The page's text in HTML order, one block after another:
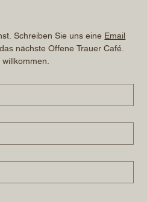
Schreiben Sie uns eine Email
nächste Offene Trauer Café.